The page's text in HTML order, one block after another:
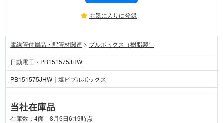
お気に入りに登録
電線管付属品・配管材関連 > プルボックス（樹脂製）
日動電工・PB151575JHW
PB151575JHW｜塩ビプルボックス
当社在庫品
在庫数：4面 8月6日6:19時点